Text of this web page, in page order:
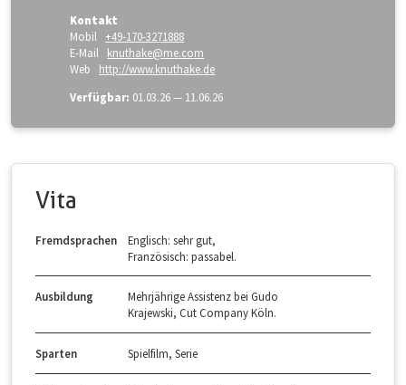
Kontakt
Mobil
+49-170-3271888
E-Mail
knuthake@me.com
Web
http://www.knuthake.de
Verfügbar: 01.03.26 — 11.06.26
Vita
Fremdsprachen
Englisch: sehr gut,
Französisch: passabel.
Ausbildung
Mehrjährige Assistenz bei Gudo
Krajewski, Cut Company Köln.
Sparten Spielfilm, Serie